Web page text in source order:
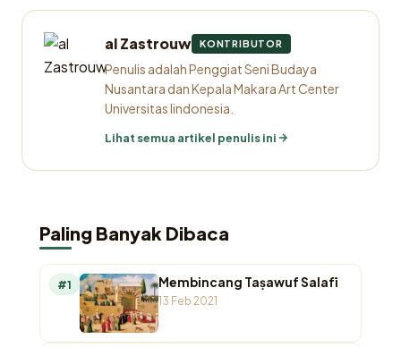
al Zastrouw KONTRIBUTOR
Penulis adalah Penggiat Seni Budaya
Nusantara dan Kepala Makara Art Center
Universitas Iindonesia.
Lihat semua artikel penulis ini
Paling Banyak Dibaca
#1 Membincang Taṣawuf Salafī
13 Feb 2021